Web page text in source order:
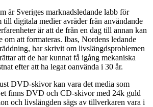
är Sveriges marknadsledande labb för
digitala medier avråder från användande
är att de från en dag till annan kan
om att formateras. Ibas, Nordens ledande
har skrivit om livslängdsproblemen
att de har kunnat få igång mekaniska
efter att ha legat oanvända i 30 år.
DVD-skivor kan vara det media som
finns DVD och CD-skivor med 24k guld
och livslängden sägs av tillverkaren vara i